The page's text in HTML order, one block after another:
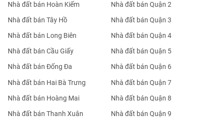
Nhà đất bán Hoàn Kiếm
Nhà đất bán Tây Hồ
Nhà đất bán Long Biên
Nhà đất bán Cầu Giấy
Nhà đất bán Đống Đa
Nhà đất bán Hai Bà Trưng
Nhà đất bán Hoàng Mai
Nhà đất bán Thanh Xuân
Nhà đất bán Quận 2
Nhà đất bán Quận 3
Nhà đất bán Quận 4
Nhà đất bán Quận 5
Nhà đất bán Quận 6
Nhà đất bán Quận 7
Nhà đất bán Quận 8
Nhà đất bán Quận 9